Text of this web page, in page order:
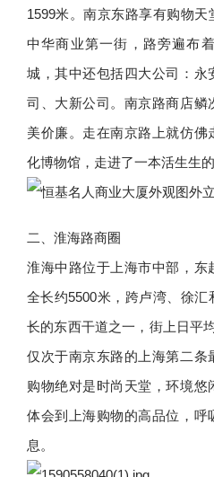
1599米。南京东路享有购物
中华商业第一街，路旁遍布
城，其中还包括四大公司：永
司、大新公司。南京路商店鳞
美价廉。走在南京路上就仿
化博物馆，走进了一本活生生的
二、淮海路商圈
淮海中路位于上海市中部，东
全长约5500米，跨卢湾、徐
长的东西干道之一，街上日平
仅次于南京东路的上海第二条
购物绝对是时尚天堂，环境悠
体会到上海购物的高品位，呼
息。